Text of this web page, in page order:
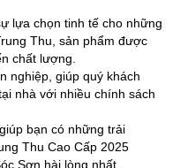
lựa chọn tinh tế cho những
Thu, sản phẩm được
chất lượng.
nghiệp, giúp quý khách
nhà với nhiều chính sách
bạn có những trải
Thu Cao Cấp 2025
Sơn hài lòng nhất.